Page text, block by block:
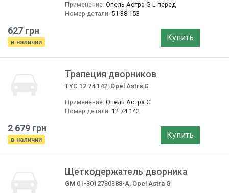
Применение: Опель Астра G L перед
Номер детали: 51 38 153
627 грн
в наличии Купить
Трапеция дворников
TYC 12 74 142, Opel Astra G
Применение: Опель Астра G
Номер детали: 12 74 142
2 679 грн
в наличии Купить
Щеткодержатель дворника
GM 01-3012730388-A, Opel Astra G